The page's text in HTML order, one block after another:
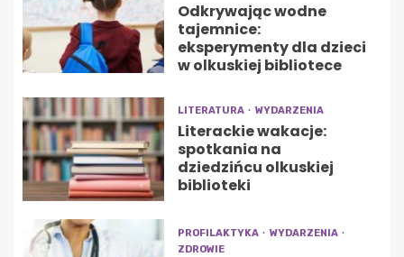
Odkrywając wodne
tajemnice:
eksperymenty dla dzieci
w olkuskiej bibliotece
LITERATURA WYDARZENIA
Literackie wakacje:
spotkania na
dziedzińcu olkuskiej
biblioteki
PROFILAKTYKA
WYDARZENIA
ZDROWIE